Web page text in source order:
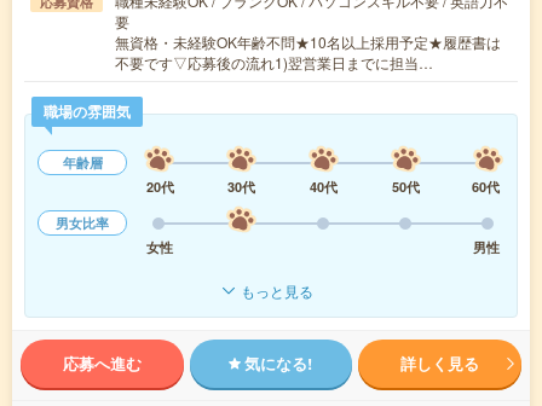
要
無資格・未経験OK年齢不問★10名以上採用予定★履歴書は
不要です▽応募後の流れ1)翌営業日までに担当…
職場の雰囲気
年齢層
20代
30代 40代 50代
60代
男女比率
女性
男性
もっと見る
応募へ進む 気になる! 詳しく見る